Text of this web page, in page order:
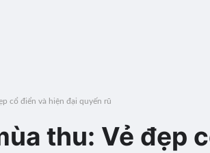
cổ điển và hiện đại quyến rũ
thu: Vẻ đẹp